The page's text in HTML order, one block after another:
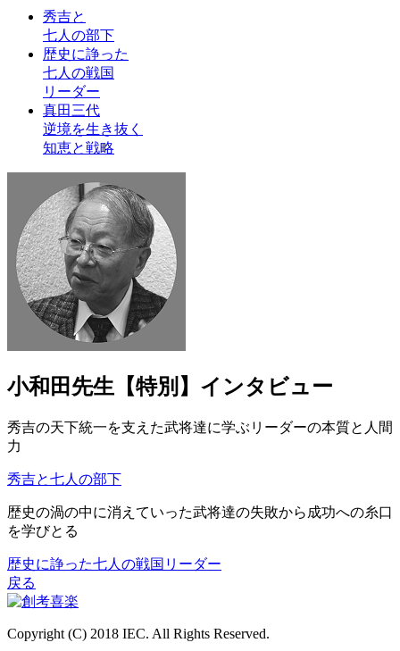
秀吉と
七人の部下
歴史に諍った
七人の戦国
リーダー
真田三代
逆境を生き抜く
知恵と戦略
小和田先生【特別】インタビュー
秀吉の天下統一を支えた武将達に学ぶリーダーの本質と人間
力
秀吉と七人の部下
歴史の渦の中に消えていった武将達の失敗から成功への糸口
を学びとる
歴史に諍った七人の戦国リーダー
戻る
Copyright (C) 2018 IEC. All Rights Reserved.